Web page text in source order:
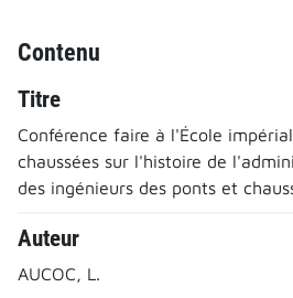
Contenu
Titre
Conférence faire à l'École
chaussées sur l'histoire de
des ingénieurs des ponts et
Auteur
AUCOC, L.